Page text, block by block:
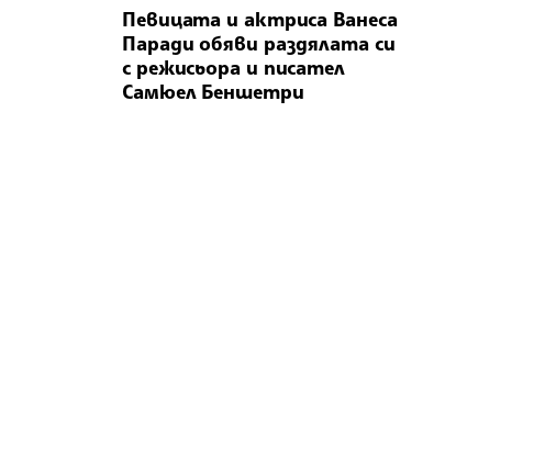
Певицата и актриса Ванеса
Паради обяви раздялата си
с режисьора и писател
Самюел Беншетри